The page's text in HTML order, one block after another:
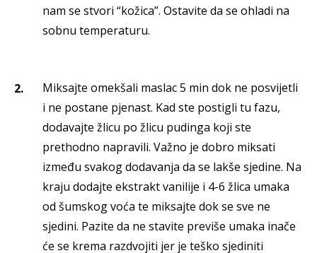
nam se stvori “kožica”. Ostavite da se ohladi na
sobnu temperaturu.
Miksajte omekšali maslac 5 min dok ne posvijetli
i ne postane pjenast. Kad ste postigli tu fazu,
dodavajte žlicu po žlicu pudinga koji ste
prethodno napravili. Važno je dobro miksati
između svakog dodavanja da se lakše sjedine. Na
kraju dodajte ekstrakt vanilije i 4-6 žlica umaka
od šumskog voća te miksajte dok se sve ne
sjedini. Pazite da ne stavite previše umaka inače
će se krema razdvojiti jer je teško sjediniti